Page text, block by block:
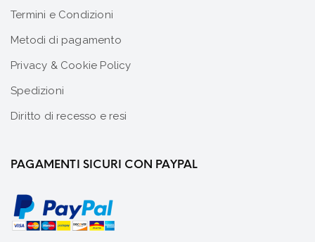
Termini e Condizioni
Metodi di pagamento
Privacy & Cookie Policy
Spedizioni
Diritto di recesso e resi
PAGAMENTI SICURI CON PAYPAL